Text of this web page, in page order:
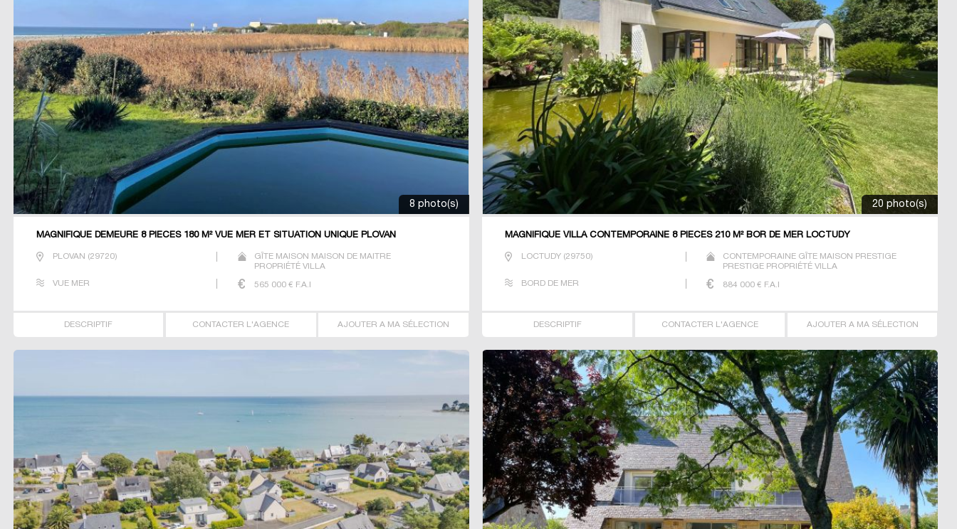
8 photo(s)
MAGNIFIQUE DEMEURE 8 PIECES 180 M² VUE MER ET SITUATION UNIQUE PLOVAN
PLOVAN (29720)
GÎTE MAISON MAISON DE MAITRE
PROPRIÉTÉ VILLA
VUE MER 565 000€ F.A.I
DESCRIPTIF CONTACTER L'AGENCE AJOUTER A MA SÉLECTION
20 photo(s)
MAGNIFIQUE VILLA CONTEMPORAINE 8 PIECES 210 M² BOR DE MER LOCTUDY
LOCTUDY (29750)
CONTEMPORAINE GÎTE MAISON PRESTIGE
PRESTIGE PROPRIÉTÉ VILLA
BORD DE MER 884 000 € F.A.I
DESCRIPTIF CONTACTER L'AGENCE AJOUTER A MA SÉLECTION